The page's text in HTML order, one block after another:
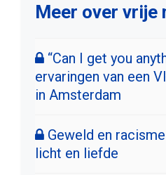
Meer over vrije
“Can I get you
ervaringen van een
in Amsterdam
Geweld en
licht en liefde